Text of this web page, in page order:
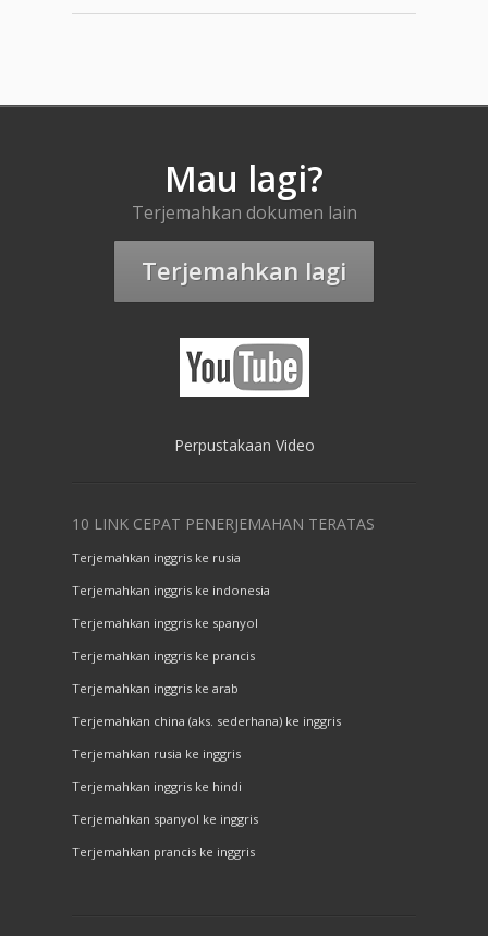
Mau lagi?
Terjemahkan dokumen lain
Terjemahkan lagi
Perpustakaan Video
10 LINK CEPAT PENERJEMAHAN TERATAS
Terjemahkan inggris ke rusia
Terjemahkan inggris ke indonesia
Terjemahkan inggris ke spanyol
Terjemahkan inggris ke prancis
Terjemahkan inggris ke arab
Terjemahkan china (aks. sederhana) ke inggris
Terjemahkan rusia ke inggris
Terjemahkan inggris ke hindi
Terjemahkan spanyol ke inggris
Terjemahkan prancis ke inggris